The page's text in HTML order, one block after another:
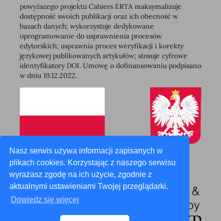
Nasz serwis używa informacji zapisanych w
plikach cookies. Korzystając z naszego serwisu
wyrażasz zgodę na ich użycie, zgodnie z
aktualnymi ustawieniami Twojej przeglądarki.
Dowiedz się więcej
powyższego projektu Cahiers ERTA maksymalizuje
dostępność swoich publikacji oraz ich obecność w
bazach danych; wykorzystuje dedykowane
oprogramowanie do usprawnienia procesów
edytorskich; usprawnia proces weryfikacji i korekty
językowej publikowanych artykułów; stosuje cyfrowe
identyfikatory DOI. Umowę o dofinansowaniu podpisano
w dniu 19.12.2022.